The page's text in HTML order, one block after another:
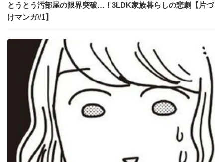
とうとう汚部屋の限界突破…！3LDK家族暮らしの悲劇【片づ
けマンガ#1】